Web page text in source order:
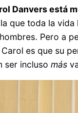
Danvers está
que toda la
Pero a
es que su
ser inclusomás